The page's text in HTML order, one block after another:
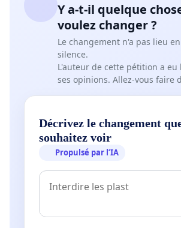
Y a-t-il quelque
voulez changer ?
Le changement n'a pas lieu
silence.
L'auteur de cette pétition a eu
ses opinions. Allez-vous faire
Décrivez le changement
souhaitez voir
Propulsé par l’IA